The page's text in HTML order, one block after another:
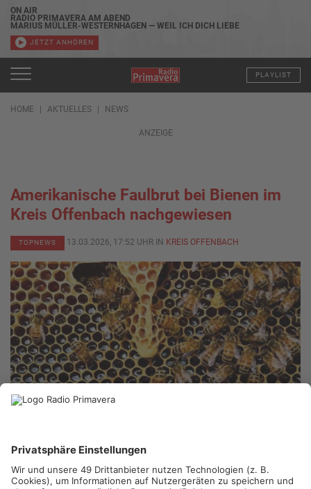
ON AIR
RADIO PRIMAVERA AM ABEND
MARIUS MÜLLER-WESTERNHAGEN — WEIL ICH DICH LIEBE
JETZT ANHÖREN
PLAYLIST
HOME AKTUELLES NEWS
ANZEIGE
Amerikanische Faulbrut bei Bienen im
Kreis Offenbach nachgewiesen
TOPNEWS 13.03.2026, 17:52 UHR IN KREIS OFFENBACH